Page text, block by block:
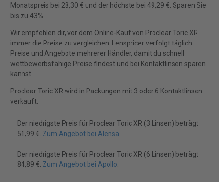
Monatspreis bei 28,30 € und der höchste bei 49,29 €. Sparen Sie
bis zu 43%.
Wir empfehlen dir, vor dem Online-Kauf von Proclear Toric XR
immer die Preise zu vergleichen. Lenspricer verfolgt täglich
Preise und Angebote mehrerer Händler, damit du schnell
wettbewerbsfähige Preise findest und bei Kontaktlinsen sparen
kannst.
Proclear Toric XR wird in Packungen mit 3 oder 6 Kontaktlinsen
verkauft.
Der niedrigste Preis für Proclear Toric XR (3 Linsen) beträgt
51,99 €. Zum Angebot bei Alensa.
Der niedrigste Preis für Proclear Toric XR (6 Linsen) beträgt
84,89 €. Zum Angebot bei Apollo.